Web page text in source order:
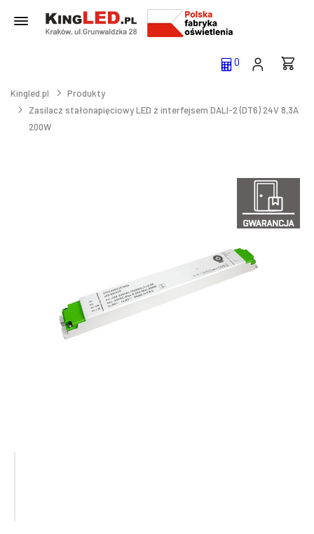
0
Kingled.pl
Produkty
Zasilacz stałonapięciowy LED z interfejsem DALI-2 (DT6) 24V 8,3A
200W